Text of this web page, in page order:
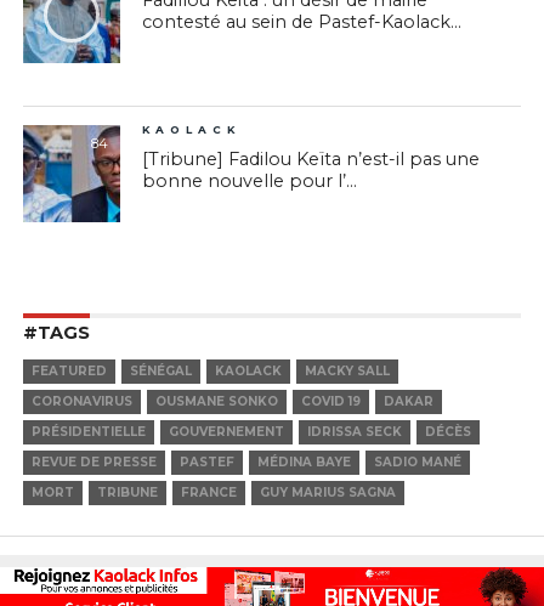
contesté au sein de Pastef-Kaolack...
84
KAOLACK
[Tribune] Fadilou Keïta n’est-il pas une
bonne nouvelle pour l’...
#TAGS
FEATURED SÉNÉGAL KAOLACK
MACKY SALL
CORONAVIRUS
OUSMANE SONKO COVID 19
DAKAR
PRÉSIDENTIELLE
GOUVERNEMENT IDRISSA SECK
DÉCÈS
REVUE DE PRESSE
PASTEF MÉDINA BAYE
SADIO MANÉ
MORT
TRIBUNE FRANCE GUY MARIUS SAGNA